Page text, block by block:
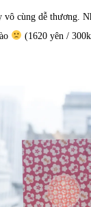
vô cùng dễ thương.
(1620 yên /